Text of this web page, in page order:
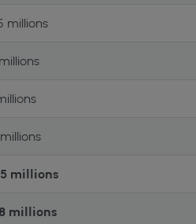
millions
millions
millions